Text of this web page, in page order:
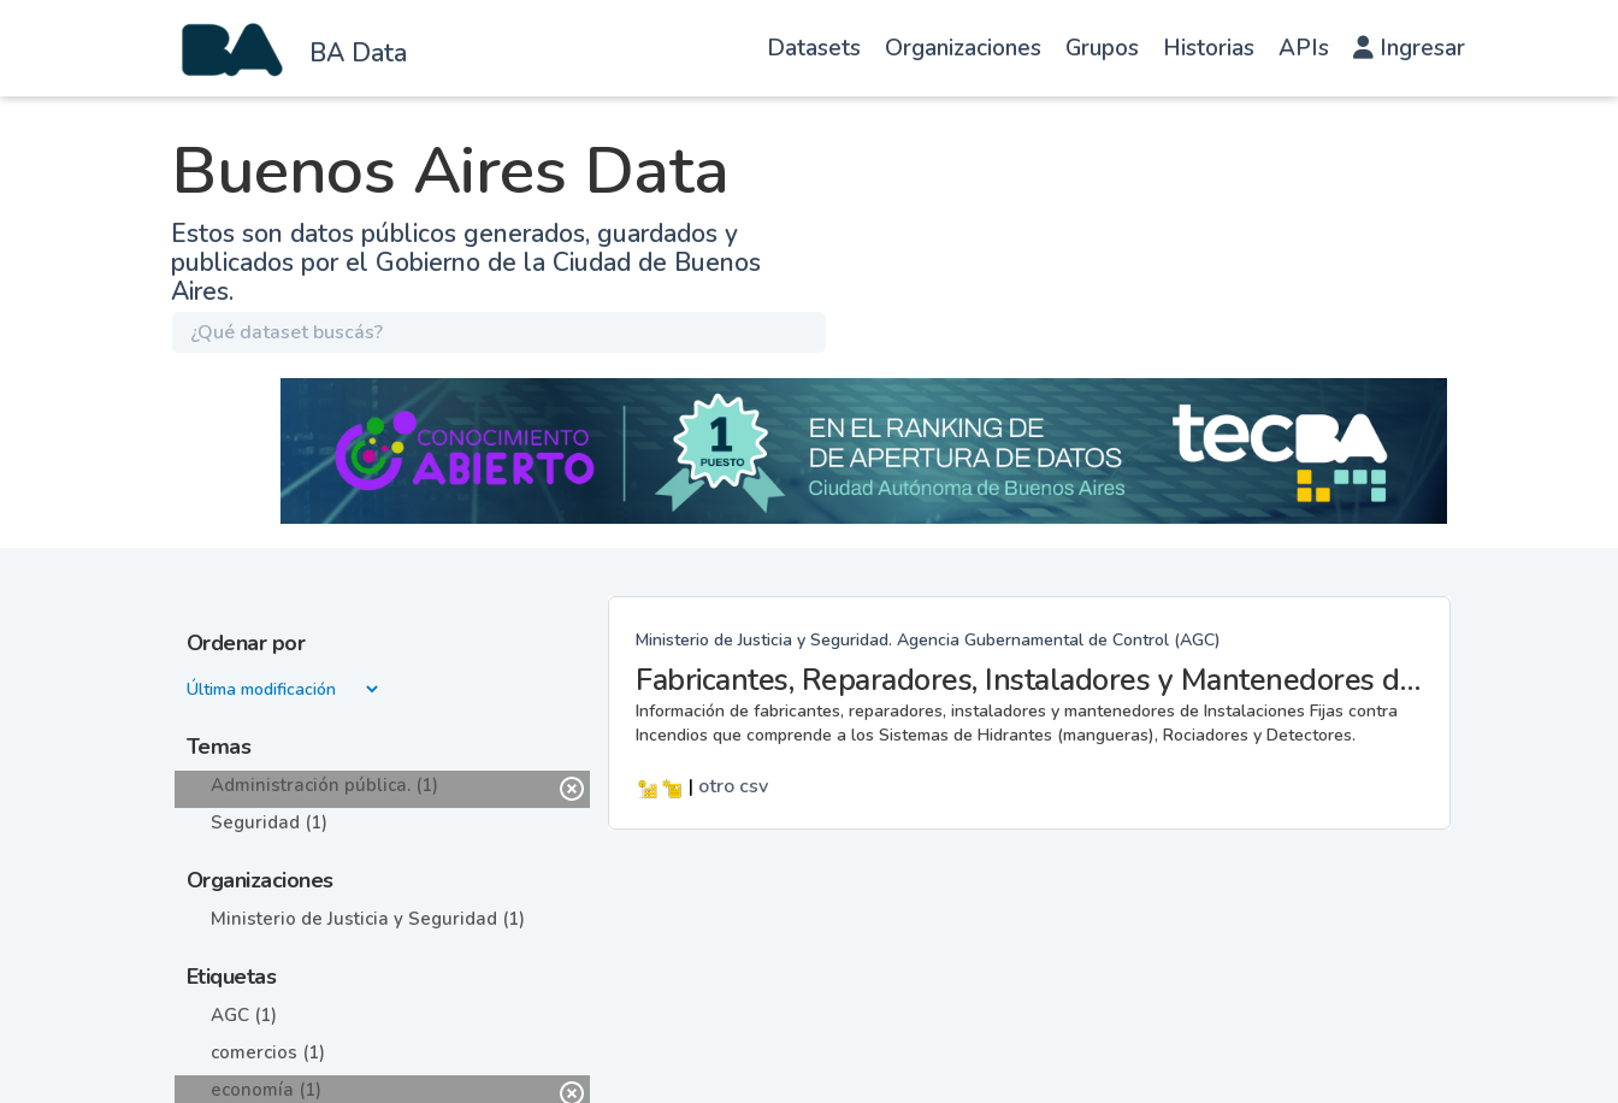
BA Data Datasets Organizaciones Grupos Historias APIs Ingresar
Buenos Aires Data
Estos son datos públicos generados, guardados y
publicados por el Gobierno de la Ciudad de Buenos
Aires.
Ordenar por
Temas
Administración pública. (1)
Seguridad (1)
Organizaciones
Ministerio de Justicia y Seguridad (1)
Etiquetas
AGC (1)
comercios (1)
economía (1)
Ministerio de Justicia y Seguridad. Agencia Gubernamental de Control (AGC)
Fabricantes, Reparadores, Instaladores y Mantenedores de Instalaciones Fijas contra Incendios.
Información de fabricantes, reparadores, instaladores y mantenedores de Instalaciones Fijas contra
Incendios que comprende a los Sistemas de Hidrantes (mangueras), Rociadores y Detectores.
| otro csv